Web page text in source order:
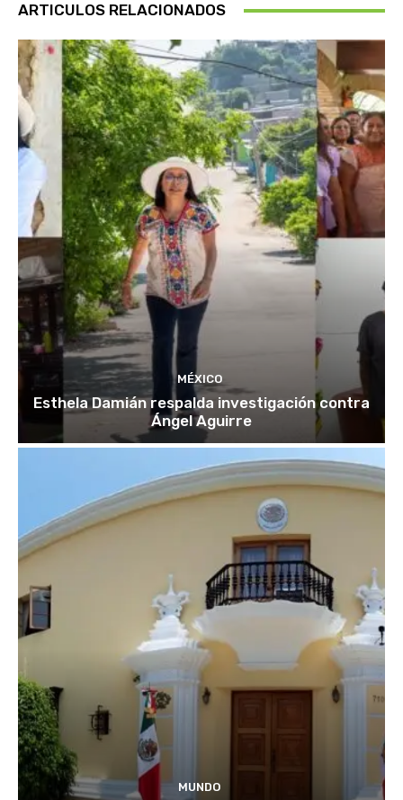
ARTICULOS RELACIONADOS
MÉXICO
Esthela Damián respalda investigación contra
Ángel Aguirre
MUNDO